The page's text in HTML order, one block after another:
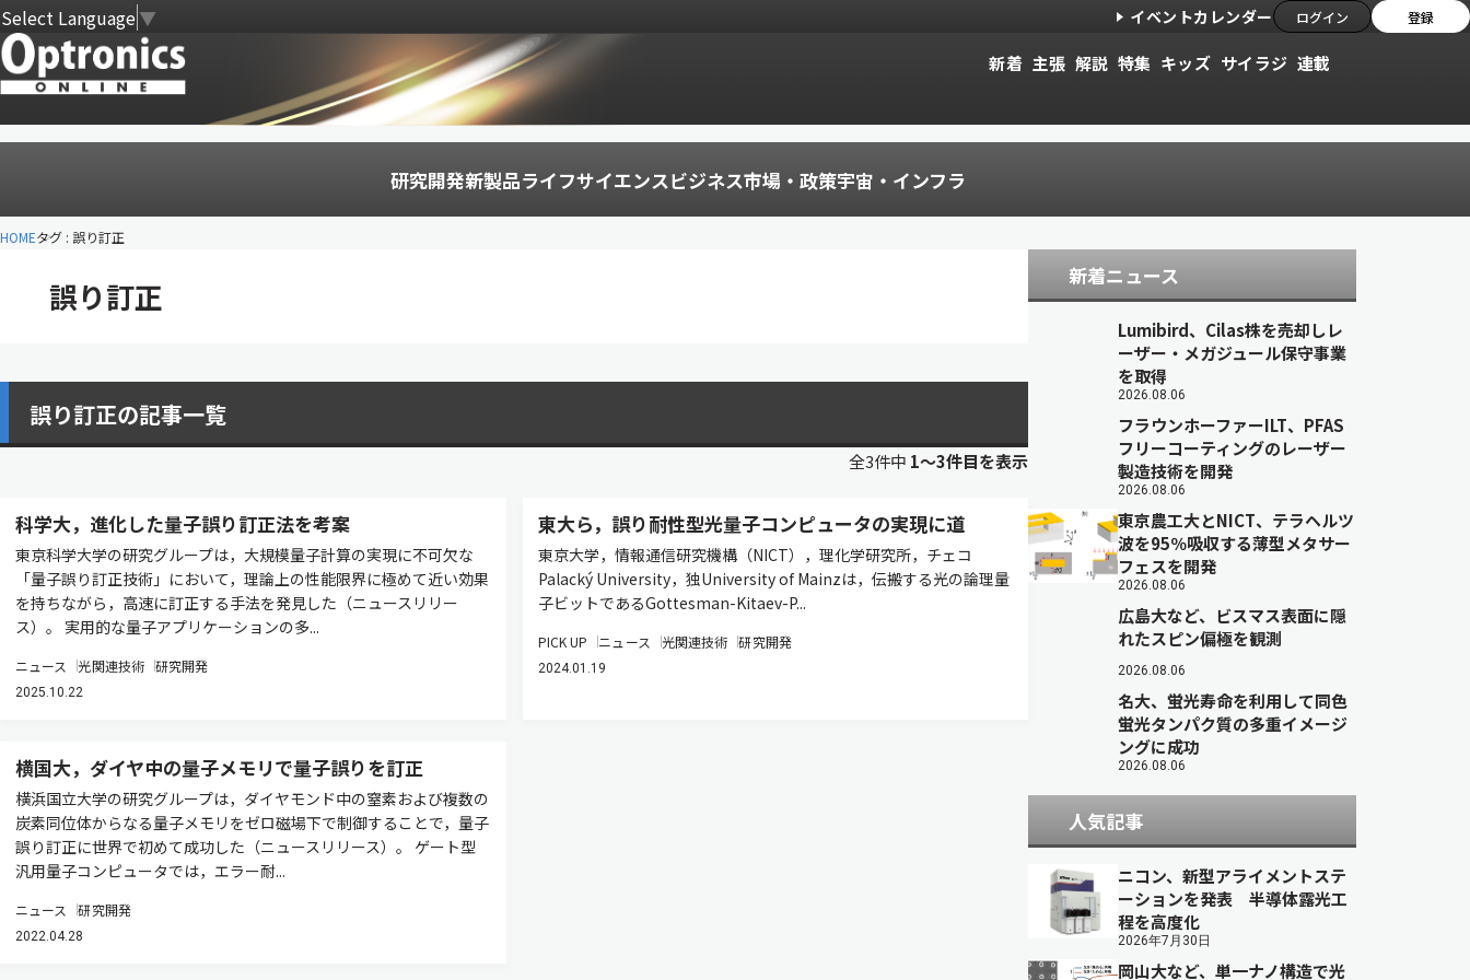
Select Language▼ イベントカレンダー ログイン 登録
新着 主張 解説 特集 キッズ サイラジ 連載
研究開発新製品ライフサイエンスビジネス市場・政策宇宙・インフラ
HOMEタグ : 誤り訂正
誤り訂正
誤り訂正の記事一覧
全3件中 1〜3件目を表示
科学大，進化した量子誤り訂正法を考案
東京科学大学の研究グループは，大規模量子計算の実現に不可欠な
「量子誤り訂正技術」において，理論上の性能限界に極めて近い効果
を持ちながら，高速に訂正する手法を発見した（ニュースリリー
ス）。 実用的な量子アプリケーションの多...
ニュース 光関連技術 研究開発
2025.10.22
東大ら，誤り耐性型光量子コンピュータの実現に道
東京大学，情報通信研究機構（NICT），理化学研究所，チェコ
Palacký University，独University of Mainzは，伝搬する光の論理量
子ビットであるGottesman-Kitaev-P...
PICK UP ニュース 光関連技術 研究開発
2024.01.19
横国大，ダイヤ中の量子メモリで量子誤りを訂正
横浜国立大学の研究グループは，ダイヤモンド中の窒素および複数の
炭素同位体からなる量子メモリをゼロ磁場下で制御することで，量子
誤り訂正に世界で初めて成功した（ニュースリリース）。 ゲート型
汎用量子コンピュータでは，エラー耐...
ニュース 研究開発
2022.04.28
新着ニュース
Lumibird、Cilas株を売却しレ
ーザー・メガジュール保守事業
を取得
2026.08.06
フラウンホーファーILT、PFAS
フリーコーティングのレーザー
製造技術を開発
2026.08.06
東京農工大とNICT、テラヘルツ
波を95％吸収する薄型メタサー
フェスを開発
2026.08.06
広島大など、ビスマス表面に隠
れたスピン偏極を観測
2026.08.06
名大、蛍光寿命を利用して同色
蛍光タンパク質の多重イメージ
ングに成功
2026.08.06
人気記事
ニコン、新型アライメントステ
ーションを発表 半導体露光工
程を高度化
2026年7月30日
岡山大など、単一ナノ構造で光